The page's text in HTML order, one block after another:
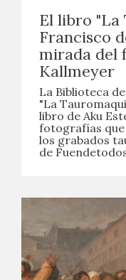
El libro "La
Francisco
mirada del
Kallmeyer
La Biblioteca
"La
libro de Aku
fotografías
los grabados
de